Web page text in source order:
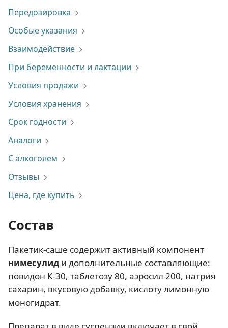
Передозировка
Особые указания
Взаимодействие
При беременности и лактации
Условия продажи
Условия хранения
Срок годности
Аналоги
С алкоголем
Отзывы
Цена, где купить
Состав
Пакетик-саше содержит активный компонент
нимесулид и дополнительные составляющие:
повидон К-30, таблетозу 80, аэросил 200, натрия
сахарин, вкусовую добавку, кислоту лимонную
моногидрат.